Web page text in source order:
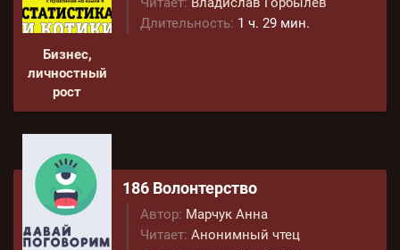
Бизнес,
личностный
рост
Длительность: 1 ч. 29 мин.
186 Волонтерство
Автор: Марчук Анна
Читает: Анонимный чтец